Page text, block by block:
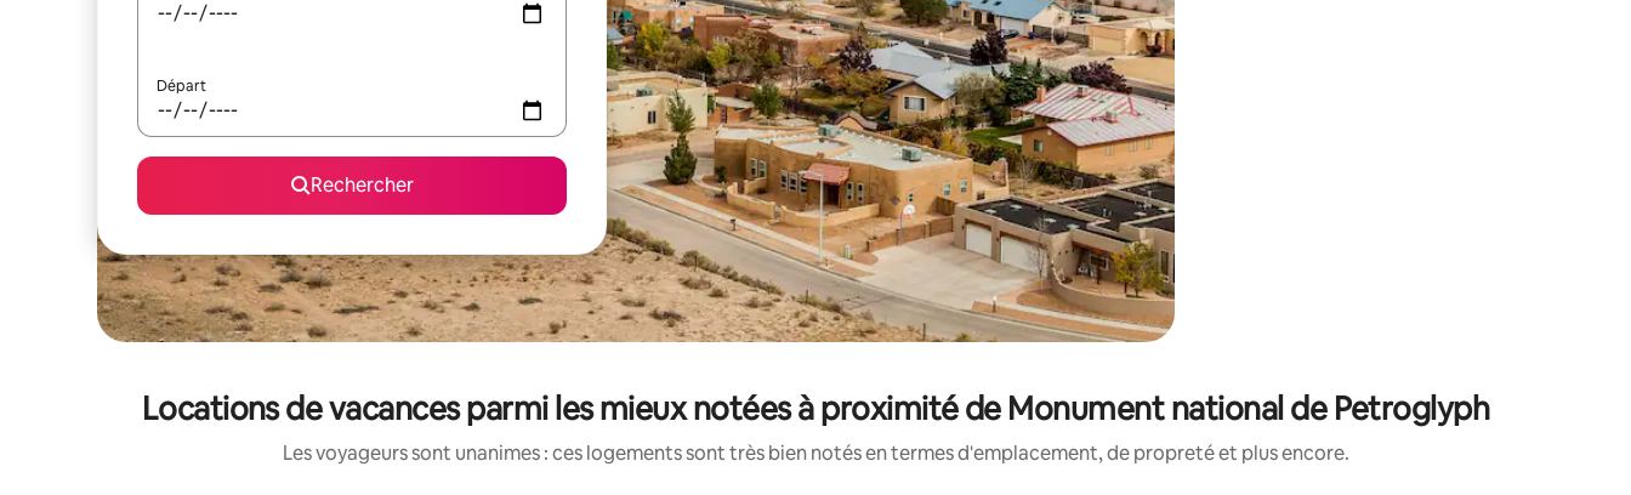
Départ
Rechercher
Locations de vacances parmi les mieux notées à proximité de Monument national de Petroglyph
Les voyageurs sont unanimes : ces logements sont très bien notés en termes d'emplacement, de propreté et plus encore.